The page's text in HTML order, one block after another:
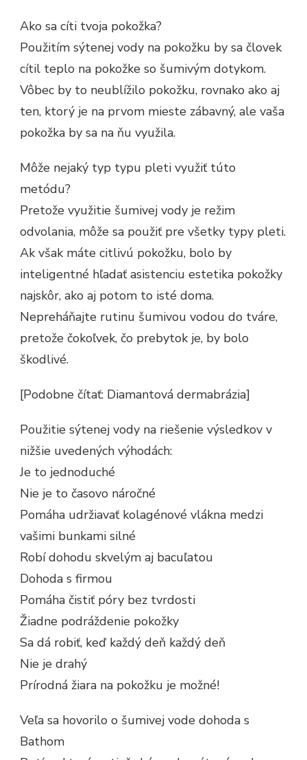
Ako sa cíti tvoja pokožka?
Použitím sýtenej vody na pokožku by sa človek
cítil teplo na pokožke so šumivým dotykom.
Vôbec by to neublížilo pokožku, rovnako ako aj
ten, ktorý je na prvom mieste zábavný, ale vaša
pokožka by sa na ňu využila.
Môže nejaký typ typu pleti využiť túto
metódu?
Pretože využitie šumivej vody je režim
odvolania, môže sa použiť pre všetky typy pleti.
Ak však máte citlivú pokožku, bolo by
inteligentné hľadať asistenciu estetika pokožky
najskôr, ako aj potom to isté doma.
Nepreháňajte rutinu šumivou vodou do tváre,
pretože čokoľvek, čo prebytok je, by bolo
škodlivé.
[Podobne čítať: Diamantová dermabrázia]
Použitie sýtenej vody na riešenie výsledkov v
nižšie uvedených výhodách:
Je to jednoduché
Nie je to časovo náročné
Pomáha udržiavať kolagénové vlákna medzi
vašimi bunkami silné
Robí dohodu skvelým aj bacuľatou
Dohoda s firmou
Pomáha čistiť póry bez tvrdosti
Žiadne podráždenie pokožky
Sa dá robiť, keď každý deň každý deň
Nie je drahý
Prírodná žiara na pokožku je možné!
Veľa sa hovorilo o šumivej vode dohoda s
Bathom